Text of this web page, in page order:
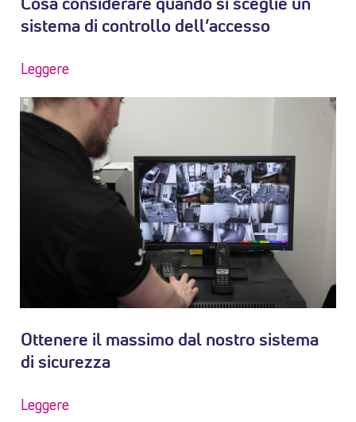
Cosa considerare quando si sceglie un
sistema di controllo dell’accesso
Leggere
Ottenere il massimo dal nostro sistema
di sicurezza
Leggere